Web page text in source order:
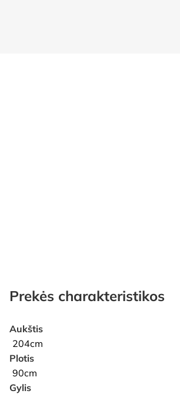
Prekės charakteristikos
Aukštis
204cm
Plotis
90cm
Gylis